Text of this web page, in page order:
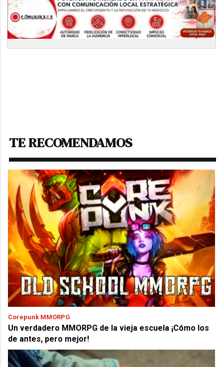
TE RECOMENDAMOS
Corepunk MMORPG
Un verdadero MMORPG de la vieja escuela ¡Cómo los
de antes, pero mejor!